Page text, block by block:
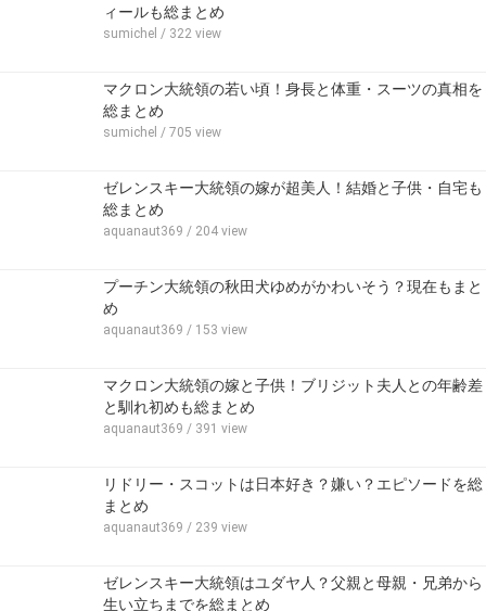
ィールも総まとめ
sumichel / 322 view
マクロン大統領の若い頃！身長と体重・スーツの真相を
総まとめ
sumichel / 705 view
ゼレンスキー大統領の嫁が超美人！結婚と子供・自宅も
総まとめ
aquanaut369 / 204 view
プーチン大統領の秋田犬ゆめがかわいそう？現在もまと
め
aquanaut369 / 153 view
マクロン大統領の嫁と子供！ブリジット夫人との年齢差
と馴れ初めも総まとめ
aquanaut369 / 391 view
リドリー・スコットは日本好き？嫌い？エピソードを総
まとめ
aquanaut369 / 239 view
ゼレンスキー大統領はユダヤ人？父親と母親・兄弟から
生い立ちまでを総まとめ